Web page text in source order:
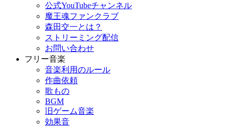
公式YouTubeチャンネル
魔王魂ファンクラブ
森田交一とは？
ストリーミング配信
お問い合わせ
フリー音楽
音楽利用のルール
作曲依頼
歌もの
BGM
旧ゲーム音楽
効果音